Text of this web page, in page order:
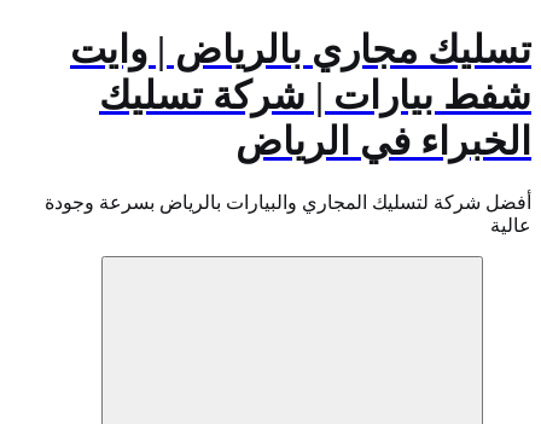
تسليك مجاري بالرياض | وايت
شفط بيارات | شركة تسليك
الخبراء في الرياض
أفضل شركة لتسليك المجاري والبيارات بالرياض بسرعة وجودة
عالية